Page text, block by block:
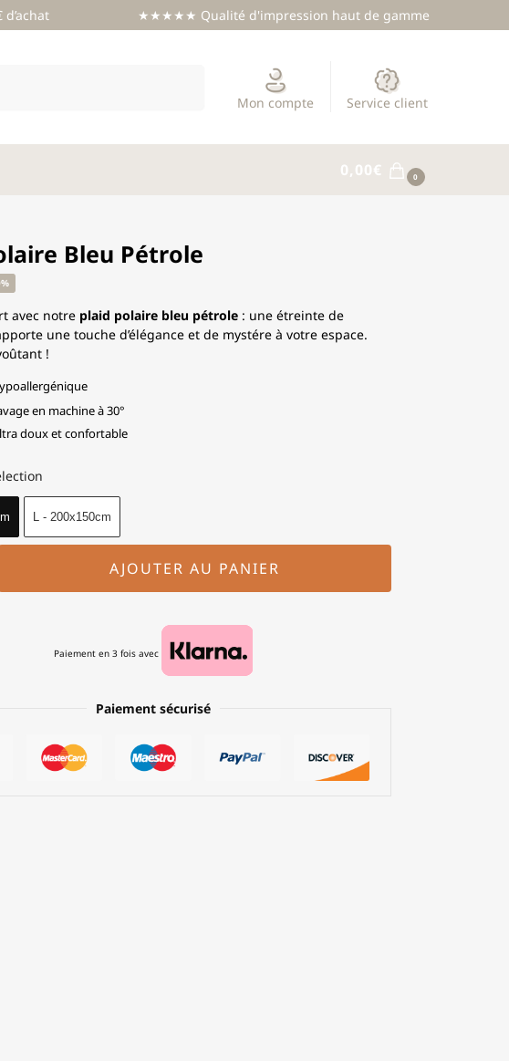
★★★★★ Qualité d'impression haut de gamme
Mon compte Service client
0,00€ 0
Bleu Pétrole
avec notre plaid polaire bleu pétrole: une étreinte de
une touche d’élégance et de mystére à votre espace.
!
en machine à 30°
doux et confortable
L - 200x150cm
AJOUTER AU PANIER
Paiement en 3 fois avec
Paiement sécurisé